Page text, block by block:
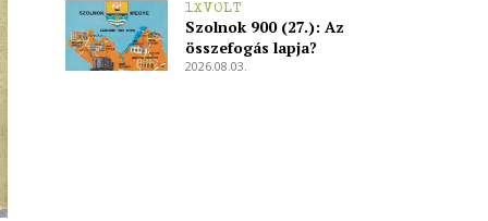
1XVOLT
Szolnok 900 (27.): Az
összefogás lapja?
2026.08.03.